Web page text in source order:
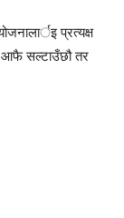
प्रत्यक्ष
आफै सल्टाउँछौ तर